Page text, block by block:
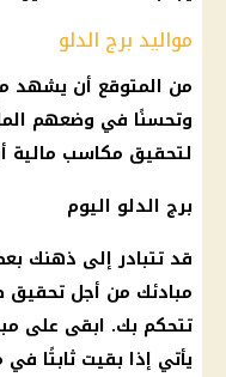
مواليد برج الدلو
من المتوقع أن يشهد
وتحسنًا في وضعهم
لتحقيق مكاسب مالية
برج الدلو اليوم
قد تتبادر إلى ذهنك
مبادئك من أجل تحقيق
تتحكم بك. ابقى على
يأتي إذا بقيت ثابتًا